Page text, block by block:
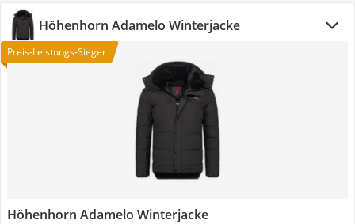
Höhenhorn Adamelo Winterjacke
Preis-Leistungs-Sieger
Höhenhorn Adamelo Winterjacke